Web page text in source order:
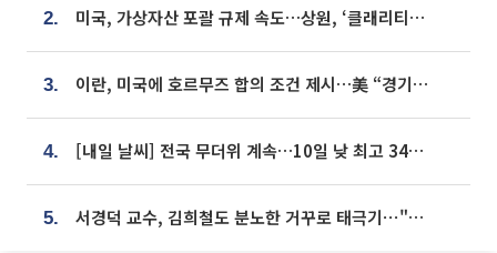
2. 미국, 가상자산 포괄 규제 속도…상원, ‘클래리티법’ 9월 절차투표 추진
3. 이란, 미국에 호르무즈 합의 조건 제시…美 “경기 아직 안 끝나” [종합]
4. [내일 날씨] 전국 무더위 계속…10일 낮 최고 34도 육박
5. 서경덕 교수, 김희철도 분노한 거꾸로 태극기⋯"엉터리는 아냐, 아쉬울 뿐"